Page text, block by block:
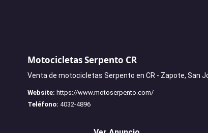
Motocicletas Serpento CR
Venta de motocicletas Serpento en CR - Zapote, San
Website: https://www.motoserpento.com/
Teléfono: 4032-4896